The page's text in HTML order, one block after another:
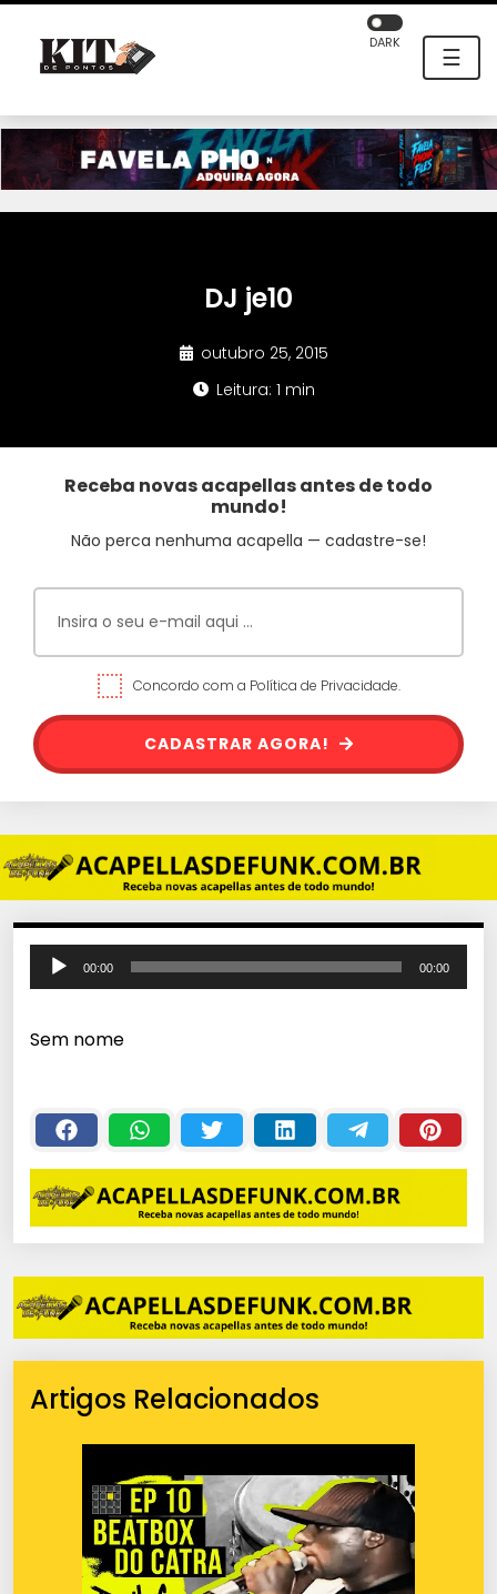
☰
DARK
DJ je10
outubro 25, 2015
Leitura: 1 min
Receba novas acapellas antes de todo
mundo!
Não perca nenhuma acapella — cadastre-se!
Concordo com a Política de Privacidade.
CADASTRAR AGORA!
o
a
o
r
d
e
á
i
00:00 00:00
Sem nome
Artigos Relacionados